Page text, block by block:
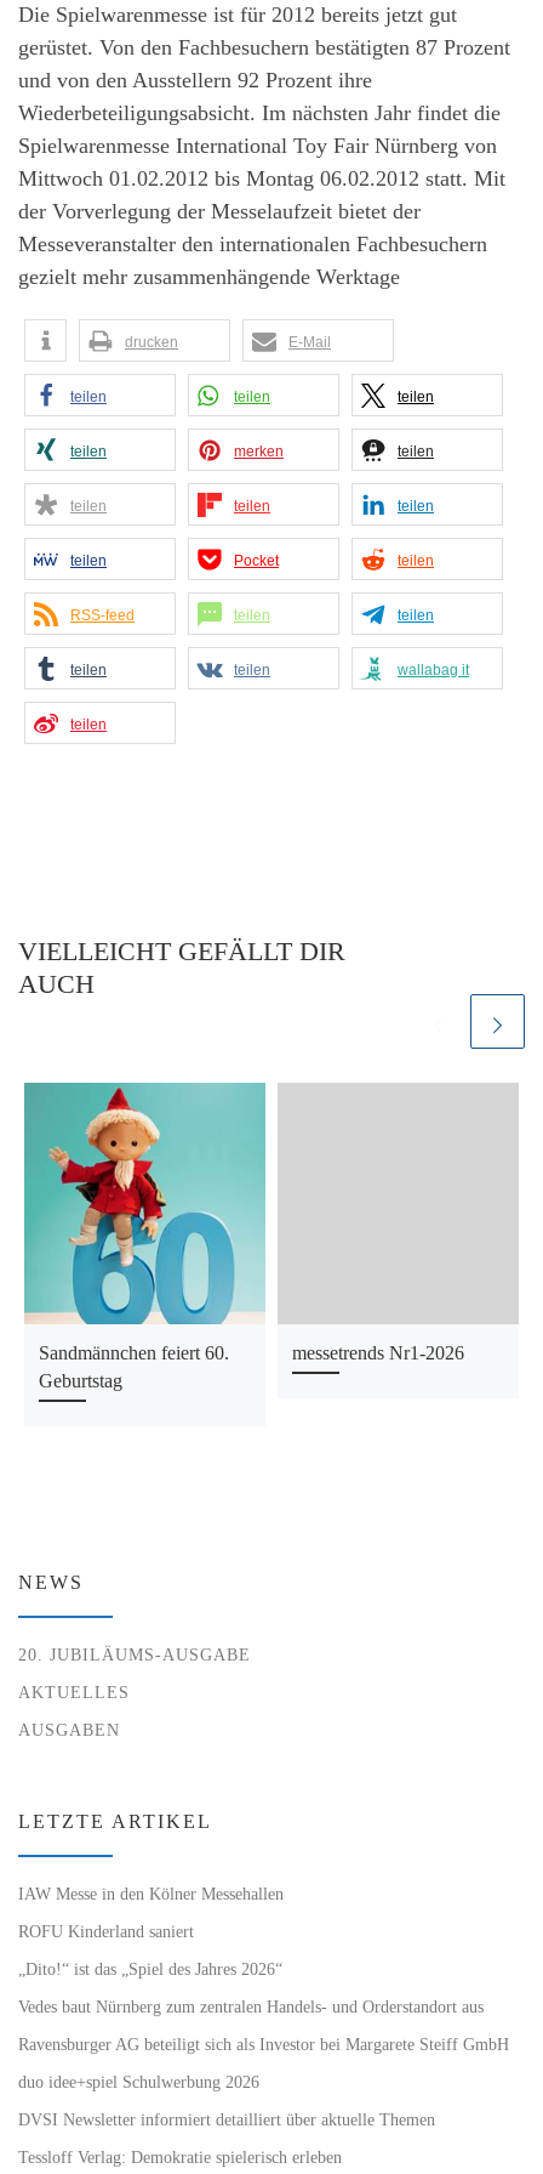
Die Spielwarenmesse ist für 2012 bereits jetzt gut
gerüstet. Von den Fachbesuchern bestätigten 87 Prozent
und von den Ausstellern 92 Prozent ihre
Wiederbeteiligungsabsicht. Im nächsten Jahr findet die
Spielwarenmesse International Toy Fair Nürnberg von
Mittwoch 01.02.2012 bis Montag 06.02.2012 statt. Mit
der Vorverlegung der Messelaufzeit bietet der
Messeveranstalter den internationalen Fachbesuchern
gezielt mehr zusammenhängende Werktage
drucken E-Mail
teilen teilen teilen
teilen merken teilen
teilen teilen teilen
teilen Pocket teilen
RSS-feed teilen teilen
teilen teilen wallabag it
teilen
VIELLEICHT GEFÄLLT DIR
AUCH
Sandmännchen feiert 60.
Geburtstag
messetrends Nr1-2026
NEWS
20. JUBILÄUMS-AUSGABE
AKTUELLES
AUSGABEN
LETZTE ARTIKEL
IAW Messe in den Kölner Messehallen
ROFU Kinderland saniert
„Dito!“ ist das „Spiel des Jahres 2026“
Vedes baut Nürnberg zum zentralen Handels- und Orderstandort aus
Ravensburger AG beteiligt sich als Investor bei Margarete Steiff GmbH
duo idee+spiel Schulwerbung 2026
DVSI Newsletter informiert detailliert über aktuelle Themen
Tessloff Verlag: Demokratie spielerisch erleben